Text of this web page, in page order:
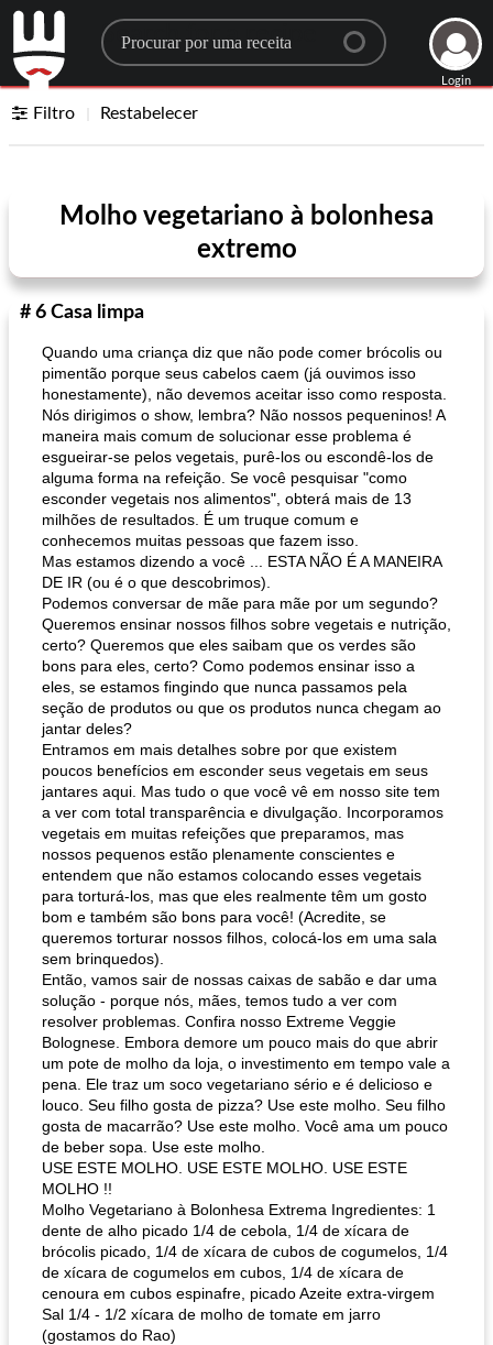
Search for a recipe
Login
Filtro Restabelecer
Molho vegetariano à bolonhesa
extremo
# 6 Casa limpa
Quando uma criança diz que não pode comer brócolis ou
pimentão porque seus cabelos caem (já ouvimos isso
honestamente), não devemos aceitar isso como resposta.
Nós dirigimos o show, lembra? Não nossos pequeninos! A
maneira mais comum de solucionar esse problema é
esgueirar-se pelos vegetais, purê-los ou escondê-los de
alguma forma na refeição. Se você pesquisar "como
esconder vegetais nos alimentos", obterá mais de 13
milhões de resultados. É um truque comum e
conhecemos muitas pessoas que fazem isso.
Mas estamos dizendo a você ... ESTA NÃO É A MANEIRA
DE IR (ou é o que descobrimos).
Podemos conversar de mãe para mãe por um segundo?
Queremos ensinar nossos filhos sobre vegetais e nutrição,
certo? Queremos que eles saibam que os verdes são
bons para eles, certo? Como podemos ensinar isso a
eles, se estamos fingindo que nunca passamos pela
seção de produtos ou que os produtos nunca chegam ao
jantar deles?
Entramos em mais detalhes sobre por que existem
poucos benefícios em esconder seus vegetais em seus
jantares aqui. Mas tudo o que você vê em nosso site tem
a ver com total transparência e divulgação. Incorporamos
vegetais em muitas refeições que preparamos, mas
nossos pequenos estão plenamente conscientes e
entendem que não estamos colocando esses vegetais
para torturá-los, mas que eles realmente têm um gosto
bom e também são bons para você! (Acredite, se
queremos torturar nossos filhos, colocá-los em uma sala
sem brinquedos).
Então, vamos sair de nossas caixas de sabão e dar uma
solução - porque nós, mães, temos tudo a ver com
resolver problemas. Confira nosso Extreme Veggie
Bolognese. Embora demore um pouco mais do que abrir
um pote de molho da loja, o investimento em tempo vale a
pena. Ele traz um soco vegetariano sério e é delicioso e
louco. Seu filho gosta de pizza? Use este molho. Seu filho
gosta de macarrão? Use este molho. Você ama um pouco
de beber sopa. Use este molho.
USE ESTE MOLHO. USE ESTE MOLHO. USE ESTE
MOLHO !!
Molho Vegetariano à Bolonhesa Extrema Ingredientes: 1
dente de alho picado 1/4 de cebola, 1/4 de xícara de
brócolis picado, 1/4 de xícara de cubos de cogumelos, 1/4
de xícara de cogumelos em cubos, 1/4 de xícara de
cenoura em cubos espinafre, picado Azeite extra-virgem
Sal 1/4 - 1/2 xícara de molho de tomate em jarro
(gostamos do Rao)